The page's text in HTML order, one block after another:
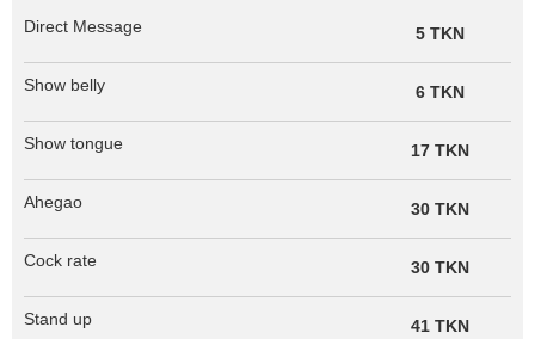
Direct Message 5 TKN
Show belly 6 TKN
Show tongue 17 TKN
Ahegao 30 TKN
Cock rate 30 TKN
Stand up 41 TKN